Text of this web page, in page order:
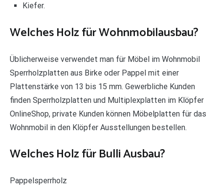
Kiefer.
Welches Holz für Wohnmobilausbau?
Üblicherweise verwendet man für Möbel im Wohnmobil
Sperrholzplatten aus Birke oder Pappel mit einer
Plattenstärke von 13 bis 15 mm. Gewerbliche Kunden
finden Sperrholzplatten und Multiplexplatten im Klöpfer
OnlineShop, private Kunden können Möbelplatten für das
Wohnmobil in den Klöpfer Ausstellungen bestellen.
Welches Holz für Bulli Ausbau?
Pappelsperrholz